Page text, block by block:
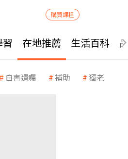
購買課程
在地推薦 生活百科
自書遺囑 補助 獨老